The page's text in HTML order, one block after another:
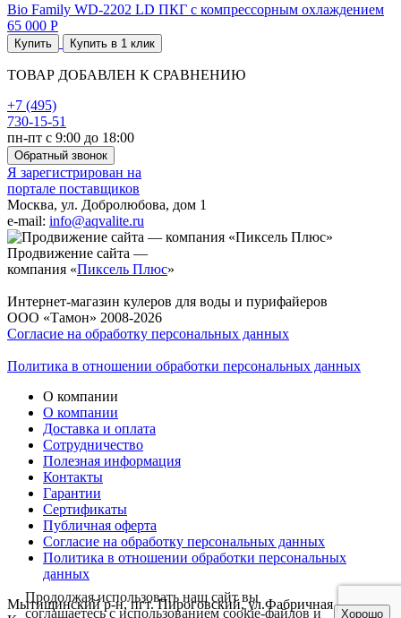
Bio Family WD-2202 LD ПКГ с компрессорным охлаждением
65 000 Р
Купить Купить в 1 клик
ТОВАР ДОБАВЛЕН К СРАВНЕНИЮ
+7 (495)
730-15-51
пн-пт с 9:00 до 18:00
Обратный звонок
Я зарегистрирован на
портале поставщиков
Москва, ул. Добролюбова, дом 1
e-mail: info@aqvalite.ru
Продвижение сайта —
компания «Пиксель Плюс»
Интернет-магазин кулеров для воды и пурифайеров
ООО «Тамон» 2008-2026
Согласие на обработку персональных данных
Политика в отношении обработки персональных данных
О компании
О компании
Доставка и оплата
Сотрудничество
Полезная информация
Контакты
Гарантии
Сертификаты
Публичная оферта
Согласие на обработку персональных данных
Политика в отношении обработки персональных
данных
Мытищинский р-н, пгт. Пироговский, ул.Фабричная д.1
Продолжая использовать наш сайт вы
соглашаетесь с использованием cookie-файлов и
Хорошо